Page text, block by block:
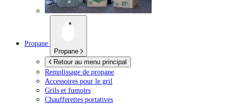
Propane
Propane
Retour au menu principal
Remplissage de propane
Accessoires pour le gril
Grils et fumoirs
Chaufferettes portatives